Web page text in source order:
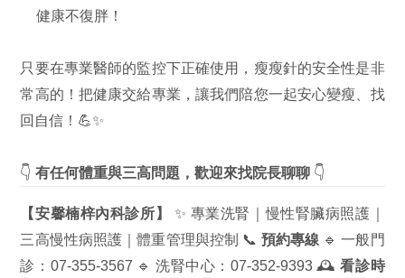
健康不復胖！
只要在專業醫師的監控下正確使用，瘦瘦針的安全性是非
常高的！把健康交給專業，讓我們陪您一起安心變瘦、找
回自信！💪✨
👇有任何體重與三高問題，歡迎來找院長聊聊 👇
【安馨楠梓內科診所】
✨ 專業洗腎｜慢性腎臟病照護｜
三高慢性病照護｜體重管理與控制 📞 預約專線 🔹 一般門
診：07-355-3567 🔹 洗腎中心：07-352-9393 🕰️看診時